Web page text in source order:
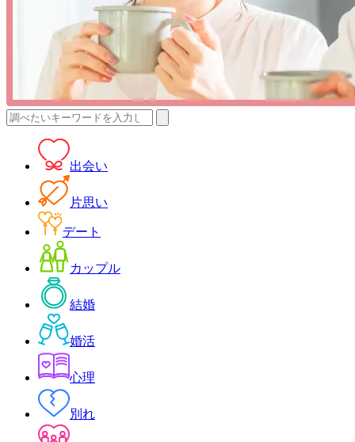
検
出会い
片思い
デート
カップル
結婚
婚活
心理
別れ